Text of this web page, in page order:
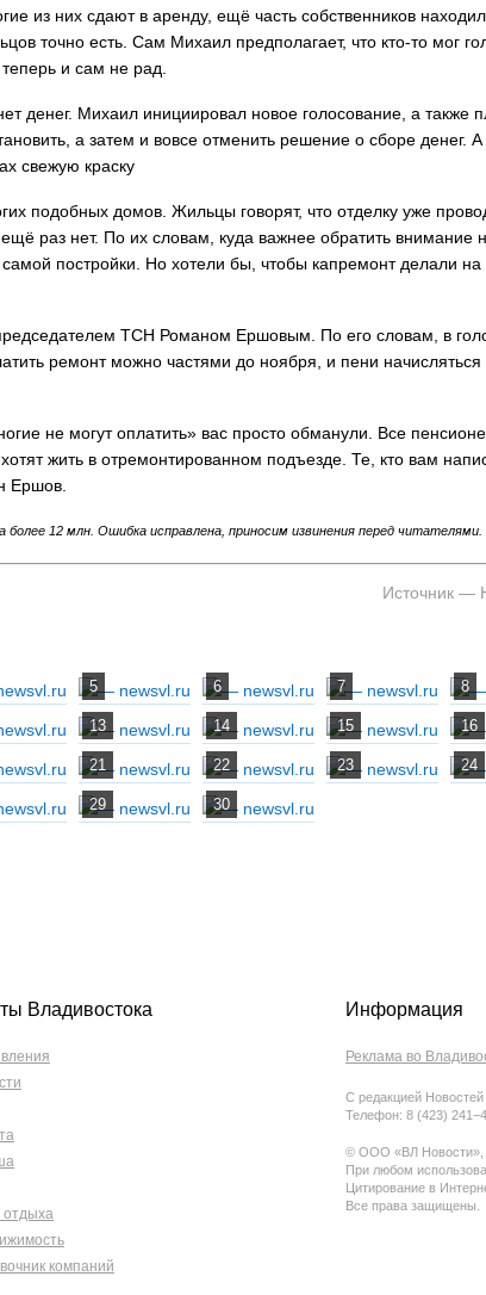
из них сдают в аренду, ещё часть собственников
точно есть. Сам Михаил предполагает, что кто-то мог
и сам не рад.
денег. Михаил инициировал новое голосование, а также
а затем и вовсе отменить решение о сборе денег.
свежую краску
подобных домов. Жильцы говорят, что отделку уже
раз нет. По их словам, куда важнее обратить внимание
постройки. Но хотели бы, чтобы капремонт делали на
ТСН Романом Ершовым. По его словам, в
ремонт можно частями до ноября, и пени начисляться
не могут оплатить» вас просто обманули. Все
жить в отремонтированном подъезде. Те, кто вам
Ершов.
12 млн. Ошибка исправлена, приносим извинения перед читателями.
Источник —
Владивостока
отдыха
компаний
Информация
Реклама во
С редакцией
Телефон: 8 (423)
© ООО «ВЛ Новости»,
При любом
Цитирование в
Все права защищены.